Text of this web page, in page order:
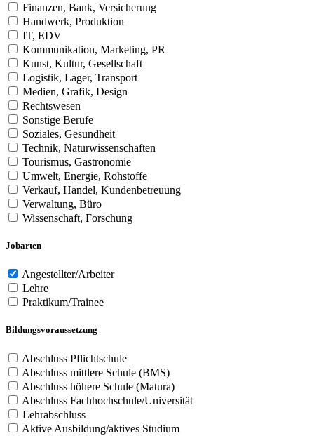
Finanzen, Bank, Versicherung
Handwerk, Produktion
IT, EDV
Kommunikation, Marketing, PR
Kunst, Kultur, Gesellschaft
Logistik, Lager, Transport
Medien, Grafik, Design
Rechtswesen
Sonstige Berufe
Soziales, Gesundheit
Technik, Naturwissenschaften
Tourismus, Gastronomie
Umwelt, Energie, Rohstoffe
Verkauf, Handel, Kundenbetreuung
Verwaltung, Büro
Wissenschaft, Forschung
Jobarten
Angestellter/Arbeiter
Lehre
Praktikum/Trainee
Bildungsvoraussetzung
Abschluss Pflichtschule
Abschluss mittlere Schule (BMS)
Abschluss höhere Schule (Matura)
Abschluss Fachhochschule/Universität
Lehrabschluss
Aktive Ausbildung/aktives Studium